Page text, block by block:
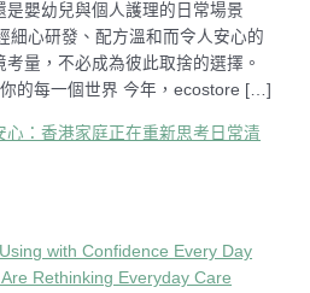
嬰幼兒與個人護理的日常場景
細心研發、配方溫和而令人安心的
考量，不必成為彼此取捨的選擇。
的每一個世界 今年，ecostore […]
：香港家庭正在重新思考日常清